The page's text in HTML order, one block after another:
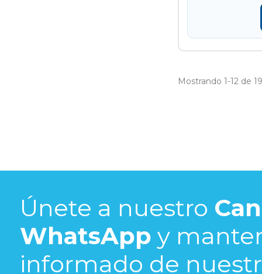
Mostrando 1-12 de
Únete a nuestro
WhatsApp y
informado de